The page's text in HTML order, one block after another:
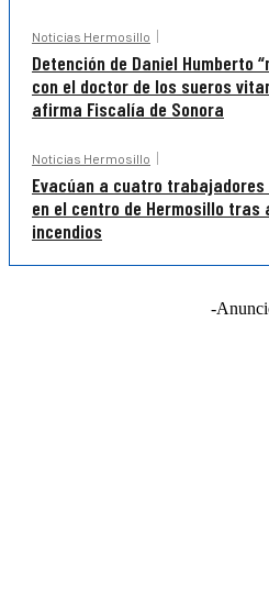
Noticias Hermosillo
Detención de Daniel Humberto
con el doctor de los sueros
afirma Fiscalía de Sonora
Noticias Hermosillo
Evacúan a cuatro
en el centro de Hermosillo
incendios
-